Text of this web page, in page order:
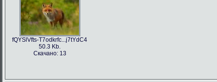
fQYSlVfts-T7odkrfc...j7tYdC4
50.3 Kb.
Скачано: 13